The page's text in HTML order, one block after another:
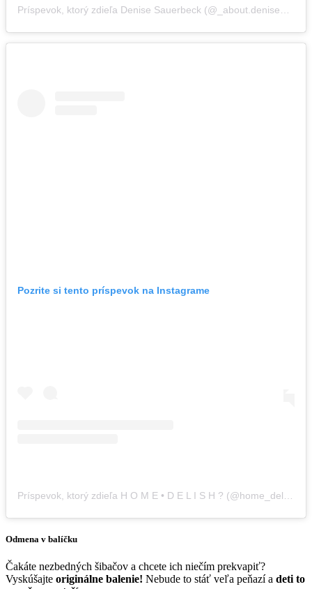
Pozrite si tento príspevok na Instagrame
Príspevok, ktorý zdieľa H O M E • D E L I S H ? (@home_delish)
Odmena v balíčku
Čakáte nezbedných šibačov a chcete ich niečím prekvapiť?
Vyskúšajte originálne balenie! Nebude to stáť veľa peňazí a deti to